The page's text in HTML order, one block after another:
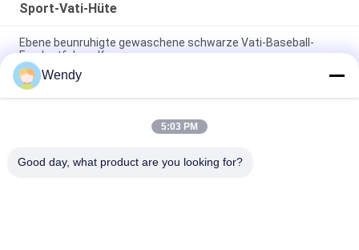
Sport-Vati-Hüte
Ebene beunruhigte gewaschene schwarze Vati-Baseball-
Fernlastfahrer-Kappe
56cm unstrukturierte Vati-Baseballmütze-Stickerei Logo
Customized
Freier Raum trägt Vati-Hüte mit Sonntags-Metallschnallen-
Wendy
5:03 PM
Good day, what product are you looking for?